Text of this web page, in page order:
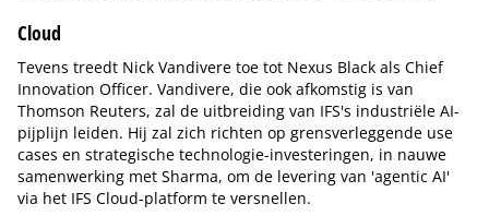
Cloud
Tevens treedt Nick Vandivere toe tot Nexus Black als Chief
Innovation Officer. Vandivere, die ook afkomstig is van
Thomson Reuters, zal de uitbreiding van IFS's industriële AI-
pijplijn leiden. Hij zal zich richten op grensverleggende use
cases en strategische technologie-investeringen, in nauwe
samenwerking met Sharma, om de levering van 'agentic AI'
via het IFS Cloud-platform te versnellen.